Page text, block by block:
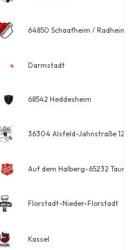
64850 Schaafheim /
Darmstadt
68542 Heddesheim
36304 Alsfeld-Jahnstraße 12
Auf dem Halberg-65232
Florstadt-Nieder-Florstadt
Kassel